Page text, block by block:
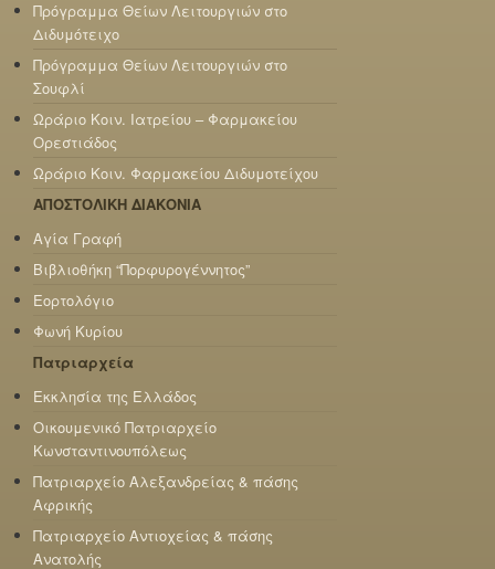
Πρόγραμμα Θείων Λειτουργιών στο
Διδυμότειχο
Πρόγραμμα Θείων Λειτουργιών στο
Σουφλί
Ωράριο Κοιν. Ιατρείου – Φαρμακείου
Ορεστιάδος
Ωράριο Κοιν. Φαρμακείου Διδυμοτείχου
ΑΠΟΣΤΟΛΙΚΗ ΔΙΑΚΟΝΙΑ
Αγία Γραφή
Βιβλιοθήκη “Πορφυρογέννητος”
Εορτολόγιο
Φωνή Κυρίου
Πατριαρχεία
Εκκλησία της Ελλάδος
Οικουμενικό Πατριαρχείο
Κωνσταντινουπόλεως
Πατριαρχείο Αλεξανδρείας & πάσης
Αφρικής
Πατριαρχείο Αντιοχείας & πάσης
Ανατολής